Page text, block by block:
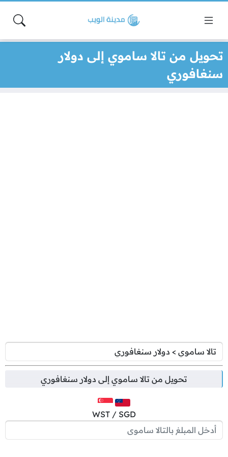
تحويل من تالا ساموي إلى دولار
سنغافوري
تحويل من تالا ساموي إلى دولار سنغافوري
WST / SGD